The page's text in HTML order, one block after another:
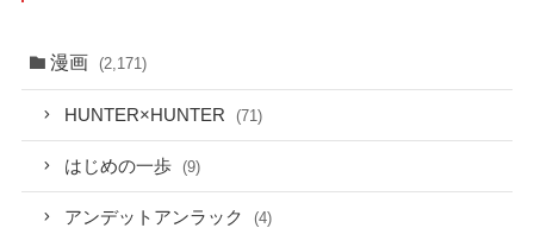
漫画 (2,171)
HUNTER×HUNTER (71)
はじめの一歩 (9)
アンデットアンラック (4)